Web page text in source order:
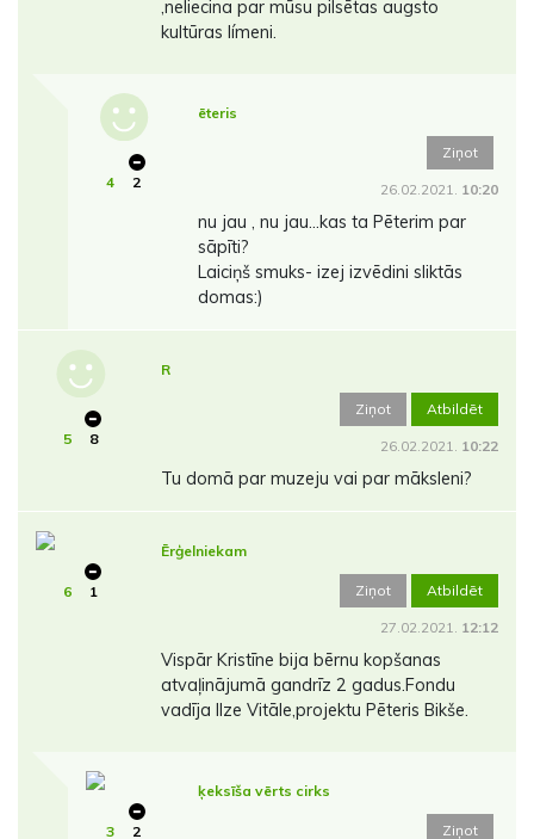
,neliecina par mūsu pilsētas augsto
kultūras límeni.
4 2
ēteris
Ziņot
26.02.2021. 10:20
nu jau , nu jau...kas ta Pēterim par
sāpīti?
Laiciņš smuks- izej izvēdini sliktās
domas:)
5 8
R
Ziņot Atbildēt
26.02.2021. 10:22
Tu domā par muzeju vai par māksleni?
6 1
Ērģelniekam
Ziņot Atbildēt
27.02.2021. 12:12
Vispār Kristīne bija bērnu kopšanas
atvaļinājumā gandrīz 2 gadus.Fondu
vadīja Ilze Vitāle,projektu Pēteris Bikše.
3 2
ķeksīša vērts cirks
Ziņot